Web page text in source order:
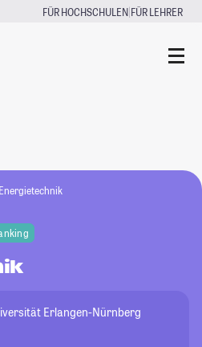
FÜR HOCHSCHULEN|FÜR LEHRER
Energietechnik
Erlangen-Nürnberg